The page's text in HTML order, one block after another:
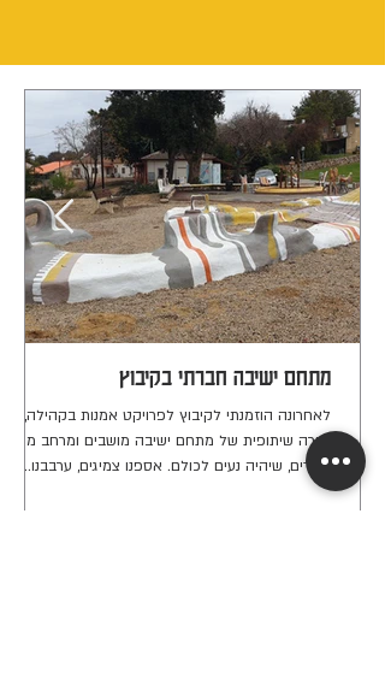
מתחם ישיבה חברתי בקיבוץ
לאחרונה הוזמנתי לקיבוץ לפרויקט אמנות בקהילה,
יצירה שיתופית של מתחם ישיבה מושבים ומרחב
לילדים, שיהיה נעים לכולם. אספנו צמיגים, ערבבנו...